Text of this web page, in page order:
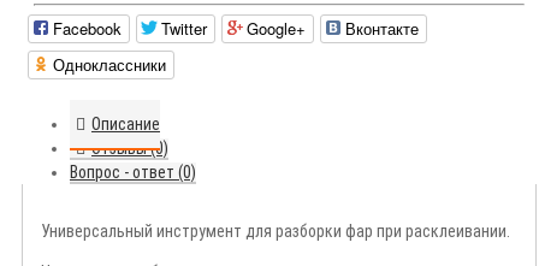
Facebook Twitter Google+
Вконтакте
Одноклассники
Описание
Отзывы (0)
Вопрос - ответ (0)
Универсальный инструмент для разборки фар при расклеивании.